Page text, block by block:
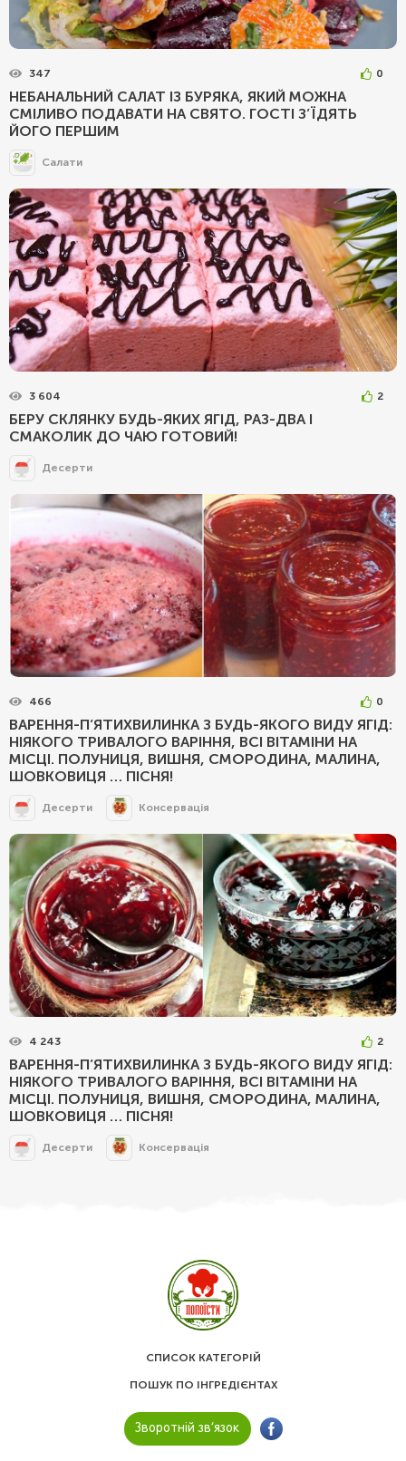
347 0
НЕБАНАЛЬНИЙ САЛАТ ІЗ БУРЯКА, ЯКИЙ МОЖНА
СМІЛИВО ПОДАВАТИ НА СВЯТО. ГОСТІ З’ЇДЯТЬ
ЙОГО ПЕРШИМ
Салати
3 604 2
БЕРУ СКЛЯНКУ БУДЬ-ЯКИХ ЯГІД, РАЗ-ДВА І
СМАКОЛИК ДО ЧАЮ ГОТОВИЙ!
Десерти
466 0
ВАРЕННЯ-П’ЯТИХВИЛИНКА З БУДЬ-ЯКОГО ВИДУ ЯГІД:
НІЯКОГО ТРИВАЛОГО ВАРІННЯ, ВСІ ВІТАМІНИ НА
МІСЦІ. ПОЛУНИЦЯ, ВИШНЯ, СМОРОДИНА, МАЛИНА,
ШОВКОВИЦЯ … ПІСНЯ!
Десерти Консервація
4 243 2
ВАРЕННЯ-П’ЯТИХВИЛИНКА З БУДЬ-ЯКОГО ВИДУ ЯГІД:
НІЯКОГО ТРИВАЛОГО ВАРІННЯ, ВСІ ВІТАМІНИ НА
МІСЦІ. ПОЛУНИЦЯ, ВИШНЯ, СМОРОДИНА, МАЛИНА,
ШОВКОВИЦЯ … ПІСНЯ!
Десерти Консервація
СПИСОК КАТЕГОРІЙ
ПОШУК ПО ІНГРЕДІЄНТАХ
Зворотній зв’язок